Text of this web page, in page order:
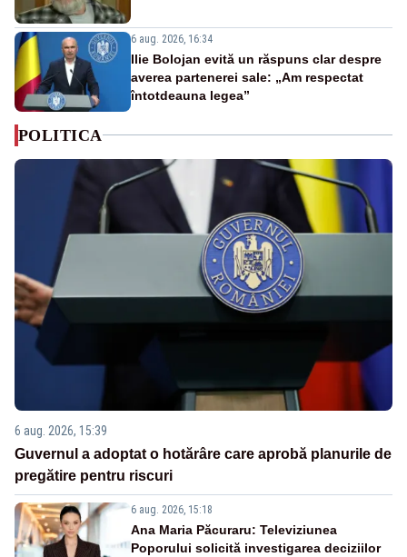
6 aug. 2026, 16:34
Ilie Bolojan evită un răspuns clar despre
averea partenerei sale: „Am respectat
întotdeauna legea”
POLITICA
6 aug. 2026, 15:39
Guvernul a adoptat o hotărâre care aprobă planurile de
pregătire pentru riscuri
6 aug. 2026, 15:18
Ana Maria Păcuraru: Televiziunea
Poporului solicită investigarea deciziilor